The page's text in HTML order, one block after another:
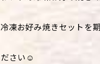
凍お好み焼きセットを
ださい☺️